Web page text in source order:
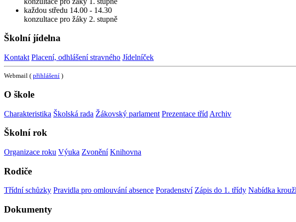
každou středu 14.00 - 14.30
konzultace pro žáky 2. stupně
Školní jídelna
Kontakt Placení, odhlášení stravného Jídelníček
Webmail ( přihlášení )
O škole
Charakteristika Školská rada Žákovský parlament Prezentace tříd Archiv
Školní rok
Organizace roku Výuka Zvonění Knihovna
Rodiče
Třídní schůzky Pravidla pro omlouvání absence Poradenství Zápis do 1. třídy Nabídka
Dokumenty